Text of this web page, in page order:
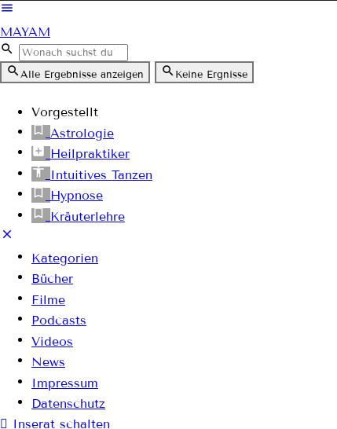
MAYAM
Alle Ergebnisse anzeigen Keine Ergnisse
Vorgestellt
Astrologie
Heilpraktiker
Intuitives Tanzen
Hypnose
Kräuterlehre
Kategorien
Bücher
Filme
Podcasts
Videos
News
Impressum
Datenschutz
Inserat schalten